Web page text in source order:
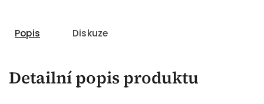
Popis Diskuze
Detailní popis produktu